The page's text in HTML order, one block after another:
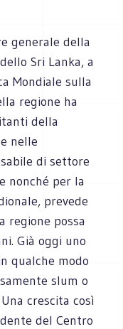
generale della
Sri Lanka, a
Mondiale sulla
regione ha
della
e nelle
di settore
nonché per la
prevede
regione possa
Già oggi uno
qualche modo
slum o
crescita così
del Centro